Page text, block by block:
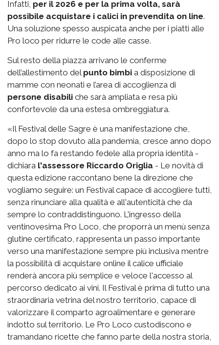
Infatti, per il 2026 e per la prima volta, sarà
possibile acquistare i calici in prevendita on line.
Una soluzione spesso auspicata anche per i piatti alle
Pro loco per ridurre le code alle casse.
Sul resto della piazza arrivano le conferme
dell’allestimento del punto bimbi a disposizione di
mamme con neonati e l’area di accoglienza di
persone disabili che sarà ampliata e resa più
confortevole da una estesa ombreggiatura.
«Il Festival delle Sagre è una manifestazione che,
dopo lo stop dovuto alla pandemia, cresce anno dopo
anno ma lo fa restando fedele alla propria identità -
dichiara l'assessore Riccardo Origlia - Le novità di
questa edizione raccontano bene la direzione che
vogliamo seguire: un Festival capace di accogliere tutti,
senza rinunciare alla qualità e all'autenticità che da
sempre lo contraddistinguono. L'ingresso della
ventinovesima Pro Loco, che proporrà un menù senza
glutine certificato, rappresenta un passo importante
verso una manifestazione sempre più inclusiva mentre
la possibilità di acquistare online il calice ufficiale
renderà ancora più semplice e veloce l'accesso al
percorso dedicato ai vini. Il Festival è prima di tutto una
straordinaria vetrina del nostro territorio, capace di
valorizzare il comparto agroalimentare e generare
indotto sul territorio. Le Pro Loco custodiscono e
tramandano ricette che fanno parte della nostra storia,